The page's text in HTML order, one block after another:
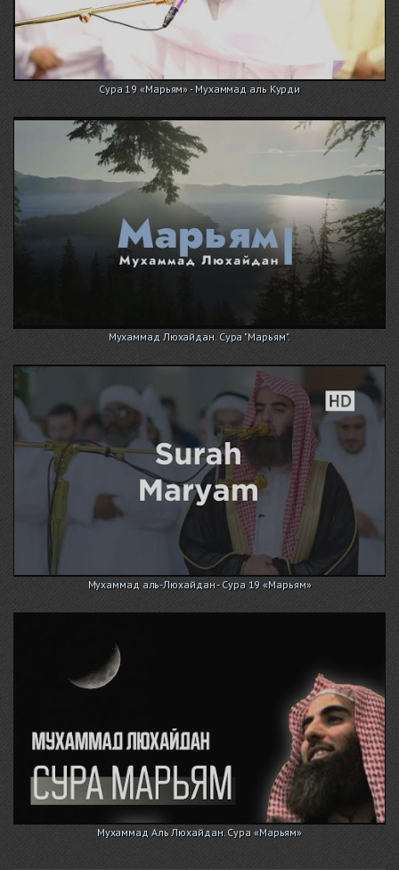
Сура 19 «Марьям» - Мухаммад аль Курди
Мухаммад Люхайдан. Сура "Марьям".
Мухаммад аль-Люхайдан - Сура 19 «Марьям»
Мухаммад Аль Люхайдан. Сура «Марьям»